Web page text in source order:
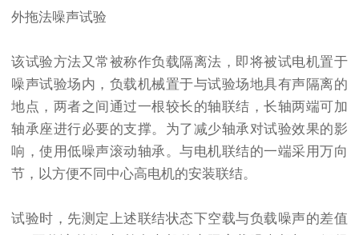
外拖法噪声试验
该试验方法又常被称作负载隔离法，即将被试电机置于
噪声试验场内，负载机械置于与试验场地具有声隔离的
地点，两者之间通过一根较长的轴联结，长轴两端可加
轴承座进行必要的支撑。为了减少轴承对试验效果的影
响，使用低噪声滚动轴承。与电机联结的一端采用万向
节，以方便不同中心高电机的安装联结。
试验时，先测定上述联结状态下空载与负载噪声的差值